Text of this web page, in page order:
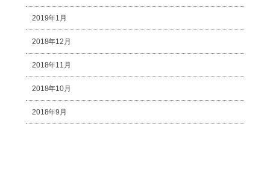
2019年1月
2018年12月
2018年11月
2018年10月
2018年9月